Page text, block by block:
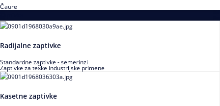
Čaure
Radijalne zaptivke
Standardne zaptivke - semerinzi
Zaptivke za teške industrijske primene
Kasetne zaptivke